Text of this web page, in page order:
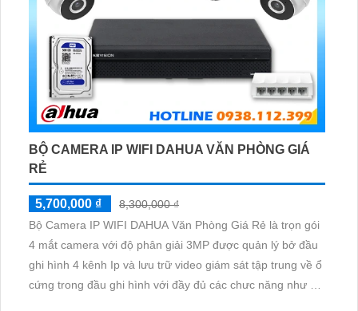
BỘ CAMERA IP WIFI DAHUA VĂN PHÒNG GIÁ
RẺ
5,700,000 ₫
8,300,000 ₫
Bộ Camera IP WIFI DAHUA Văn Phòng Giá Rẻ là trọn gói
4 mắt camera với độ phân giải 3MP được quản lý bở đầu
ghi hình 4 kênh Ip và lưu trữ video giám sát tập trung về ổ
cứng trong đầu ghi hình với đầy đủ các chưc năng như AI